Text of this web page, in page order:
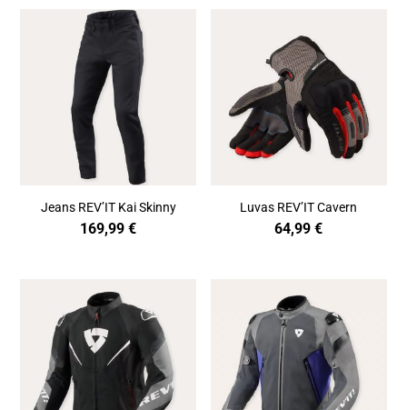
Jeans REV’IT Kai Skinny
169,99€
Luvas REV’IT Cavern
64,99€